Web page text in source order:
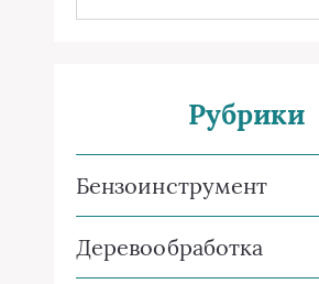
Рубрики
Бензоинструмент
Деревообработка